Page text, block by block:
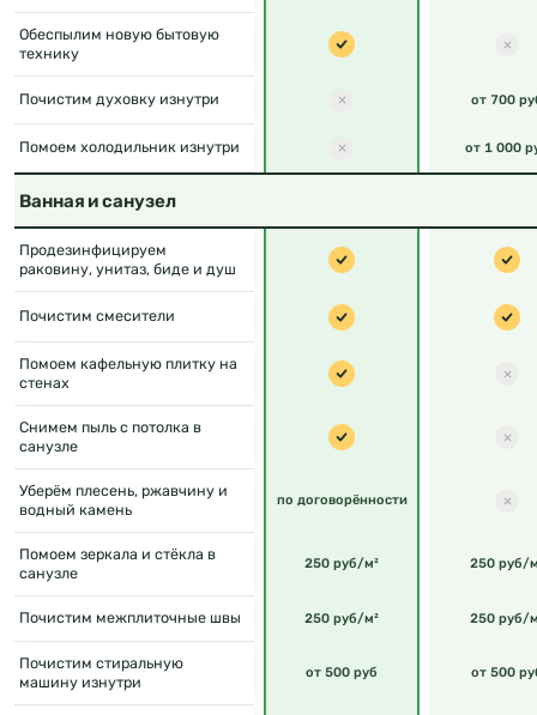
Обеспылим новую бытовую
технику
Почистим духовку изнутри от 700
Помоем холодильник изнутри от 1 000
Ванная и санузел
Продезинфицируем
раковину, унитаз, биде и душ
Почистим смесители
Помоем кафельную плитку на
стенах
Снимем пыль с потолка в
санузле
Уберём плесень, ржавчину и
водный камень
по договорённости
Помоем зеркала и стёкла в
санузле
250 руб/м² 250 руб/
Почистим межплиточные швы 250 руб/м² 250 руб/
Почистим стиральную
машину изнутри
от 500 руб от 500